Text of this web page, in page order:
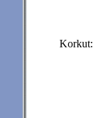
Korkut: